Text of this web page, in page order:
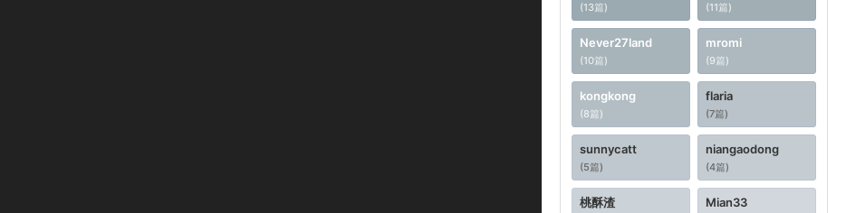
(13篇) (11篇)
Never27land
(10篇)
mromi
(9篇)
kongkong
(8篇)
flaria
(7篇)
sunnycatt
(5篇)
niangaodong
(4篇)
桃酥渣 Mian33